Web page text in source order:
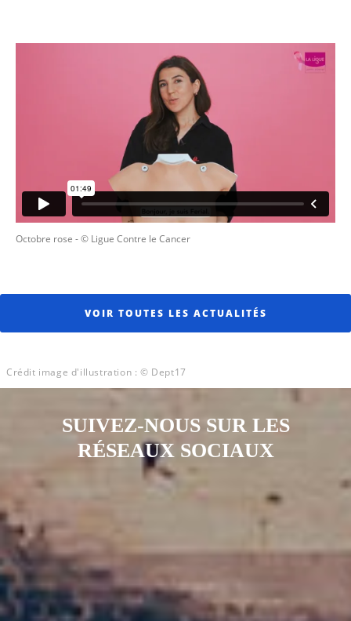
Octobre rose - © Ligue Contre le Cancer
VOIR TOUTES LES ACTUALITÉS
Crédit image d'illustration : © Dept17
SUIVEZ-NOUS SUR LES
RÉSEAUX SOCIAUX
Notre page Tiktok
Notre page